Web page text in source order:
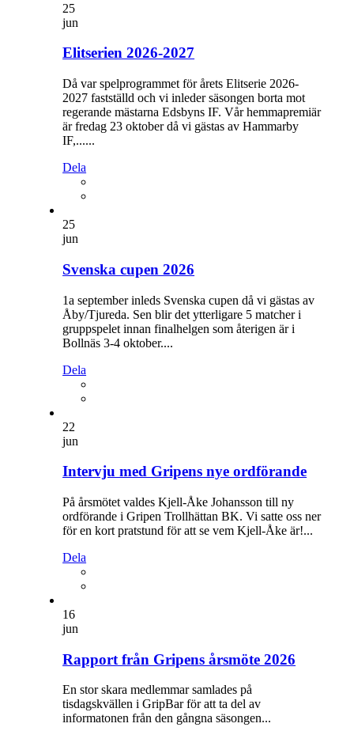
25
jun
Elitserien 2026-2027
Då var spelprogrammet för årets Elitserie 2026-
2027 fastställd och vi inleder säsongen borta mot
regerande mästarna Edsbyns IF. Vår hemmapremiär
är fredag 23 oktober då vi gästas av Hammarby
IF,......
Dela
25
jun
Svenska cupen 2026
1a september inleds Svenska cupen då vi gästas av
Åby/Tjureda. Sen blir det ytterligare 5 matcher i
gruppspelet innan finalhelgen som återigen är i
Bollnäs 3-4 oktober....
Dela
22
jun
Intervju med Gripens nye ordförande
På årsmötet valdes Kjell-Åke Johansson till ny
ordförande i Gripen Trollhättan BK. Vi satte oss ner
för en kort pratstund för att se vem Kjell-Åke är!...
Dela
16
jun
Rapport från Gripens årsmöte 2026
En stor skara medlemmar samlades på
tisdagskvällen i GripBar för att ta del av
informatonen från den gångna säsongen...